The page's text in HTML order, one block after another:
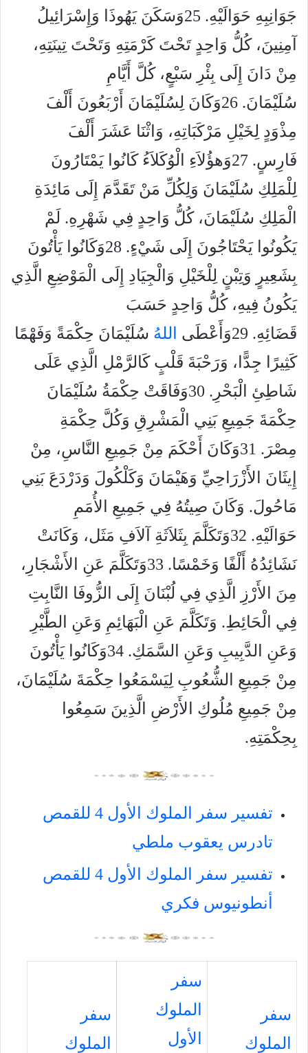
جَوَانِبِهِ حَوَالَيْهِ. 25وَسَكَنَ يَهُوذَا وَإِسْرَائِيلُ
آمِنِينَ، كُلُّ وَاحِدٍ تَحْتَ كَرْمَتِهِ وَتَحْتَ تِينَتِهِ،
مِنْ دَانَ إِلَى بِئْرِ سَبْعٍ، كُلَّ أَيَّامِ
سُلَيْمَانَ. 26وَكَانَ لِسُلَيْمَانَ أَرْبَعُونَ أَلْفَ
مِذْوَدٍ لِخَيْلِ مَرْكَبَاتِهِ، وَاثْنَا عَشَرَ أَلْفَ
فَارِسٍ. 27وَهؤُلاَءِ الْوُكَلاَءُ كَانُوا يَمْتَارُونَ
لِلْمَلِكِ سُلَيْمَانَ وَلِكُلِّ مَنْ تَقَدَّمَ إِلَى مَائِدَةِ
الْمَلِكِ سُلَيْمَانَ، كُلُّ وَاحِدٍ فِي شَهْرِهِ. لَمْ
يَكُونُوا يَحْتَاجُونَ إِلَى شَيْءٍ. 28وَكَانُوا يَأْتُونَ
بِشَعِيرٍ وَتِبْنٍ لِلْخَيْلِ وَالْجِيَادِ إِلَى الْمَوْضِعِ الَّذِي
يَكُونُ فِيهِ، كُلُّ وَاحِدٍ حَسَبَ
قَضَائِهِ. 29وَأَعْطَى
الله ُ سُلَيْمَانَ حِكْمَةً وَفَهْمًا
كَثِيرًا جِدًّا، وَرَحْبَةَ قَلْبٍ كَالرَّمْلِ الَّذِي عَلَى
شَاطِئِ الْبَحْرِ. 30وَفَاقَتْ حِكْمَةُ سُلَيْمَانَ
حِكْمَةَ جَمِيعِ بَنِي الْمَشْرِقِ وَكُلَّ حِكْمَةِ
مِصْرَ. 31وَكَانَ أَحْكَمَ مِنْ جَمِيعِ النَّاسِ، مِنْ
إِيثَانَ الأَزْرَاحِيِّ وَهَيْمَانَ وَكَلْكُولَ وَدَرْدَعَ بَنِي
مَاحُولَ. وَكَانَ صِيتُهُ فِي جَمِيعِ الأُمَمِ
حَوَالَيْهِ. 32وَتَكَلَّمَ بِثَلاَثَةِ آلاَفِ مَثَل، وَكَانَتْ
نَشَائِدُهُ أَلْفًا وَخَمْسًا. 33وَتَكَلَّمَ عَنِ الأَشْجَارِ،
مِنَ الأَرْزِ الَّذِي فِي لُبْنَانَ إِلَى الزُّوفَا النَّابِتِ
فِي الْحَائِطِ. وَتَكَلَّمَ عَنِ الْبَهَائِمِ وَعَنِ الطَّيْرِ
وَعَنِ الدَّبِيبِ وَعَنِ السَّمَكِ. 34وَكَانُوا يَأْتُونَ
مِنْ جَمِيعِ الشُّعُوبِ لِيَسْمَعُوا حِكْمَةَ سُلَيْمَانَ،
مِنْ جَمِيعِ مُلُوكِ الأَرْضِ الَّذِينَ سَمِعُوا
بِحِكْمَتِهِ.
تفسير سفر الملوك الأول 4 للقمص
تادرس يعقوب ملطي
تفسير سفر الملوك الأول 4 للقمص
أنطونيوس فكري
سفر
الملوك
سفر
الملوك
الأول
سفر
الملوك